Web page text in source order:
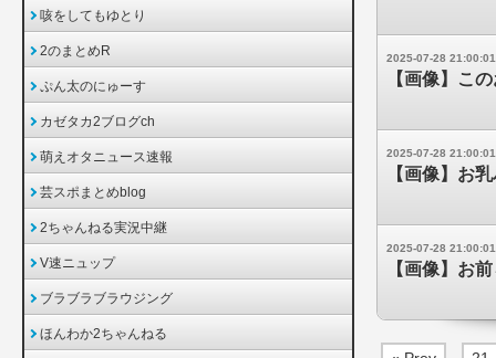
2025-07-28 21:00:01
【画像】こ
2025-07-28 21:00:01
【画像】お
2025-07-28 21:00:01
【画像】お
咳をしてもゆとり
2のまとめR
ぷん太のにゅーす
カゼタカ2ブログch
萌えオタニュース速報
芸スポまとめblog
2ちゃんねる実況中継
V速ニュップ
ブラブラブラウジング
ほんわか2ちゃんねる